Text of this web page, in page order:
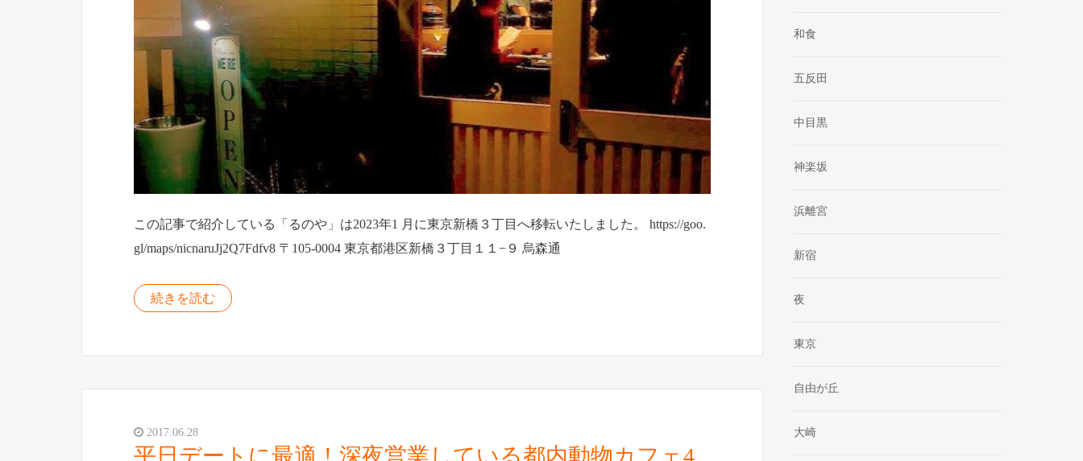
この記事で紹介している「るのや」は2023年1 月に東京新橋３丁目へ移転いたしました。 https://goo.
gl/maps/nicnaruJj2Q7Fdfv8 〒105-0004 東京都港区新橋３丁目１１−９ 烏森通
続きを読む
2017.06.28
平日デートに最適！深夜営業している都内動物カフェ4
和食
五反田
中目黒
神楽坂
浜離宮
新宿
夜
東京
自由が丘
大崎